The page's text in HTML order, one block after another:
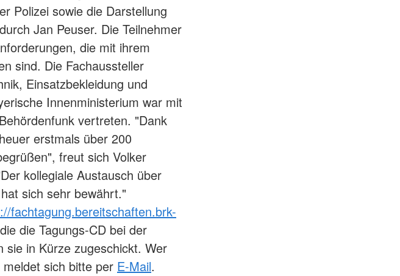
Polizei sowie die Darstellung
Jan Peuser. Die Teilnehmer
die mit ihrem
sind. Die Fachaussteller
Einsatzbekleidung und
Innenministerium war mit
vertreten. "Dank
erstmals über 200
freut sich Volker
kollegiale Austausch über
sich sehr bewährt."
fachtagung.bereitschaften.brk-
die Tagungs-CD bei der
in Kürze zugeschickt. Wer
sich bitte per E-Mail.